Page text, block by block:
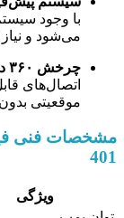
با وجود
می‌شود و
چرخش ۳۶۰ درجه شلنگ‌ها:
اتصال‌های
موقعیتی
401
ویژگی